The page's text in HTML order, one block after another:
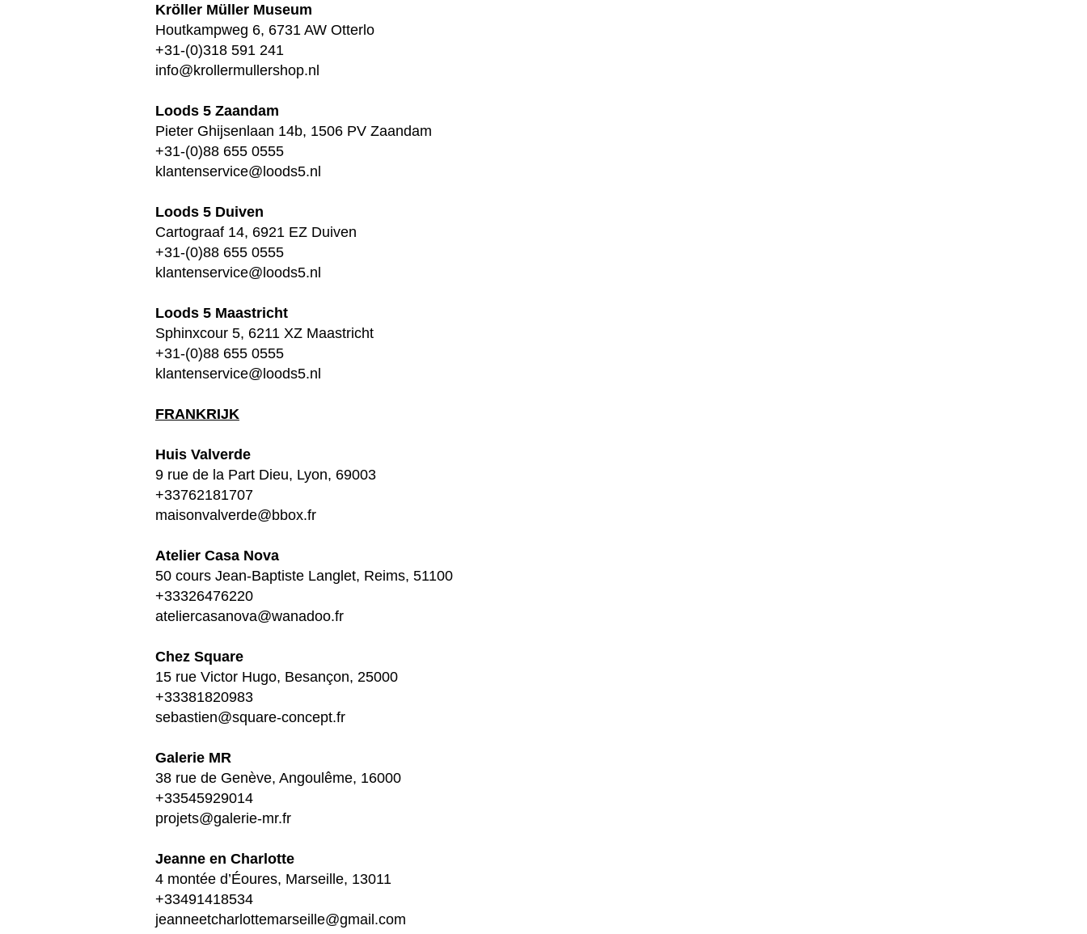
Kröller Müller Museum
Houtkampweg 6, 6731 AW Otterlo
+31-(0)318 591 241
info@krollermullershop.nl
Loods 5 Zaandam
Pieter Ghijsenlaan 14b, 1506 PV Zaandam
+31-(0)88 655 0555
klantenservice@loods5.nl
Loods 5 Duiven
Cartograaf 14, 6921 EZ Duiven
+31-(0)88 655 0555
klantenservice@loods5.nl
Loods 5 Maastricht
Sphinxcour 5, 6211 XZ Maastricht
+31-(0)88 655 0555
klantenservice@loods5.nl
FRANKRIJK
Huis Valverde
9 rue de la Part Dieu, Lyon, 69003
+33762181707
maisonvalverde@bbox.fr
Atelier Casa Nova
50 cours Jean-Baptiste Langlet, Reims, 51100
+33326476220
ateliercasanova@wanadoo.fr
Chez Square
15 rue Victor Hugo, Besançon, 25000
+33381820983
sebastien@square-concept.fr
Galerie MR
38 rue de Genève, Angoulême, 16000
+33545929014
projets@galerie-mr.fr
Jeanne en Charlotte
4 montée d’Éoures, Marseille, 13011
+33491418534
jeanneetcharlottemarseille@gmail.com